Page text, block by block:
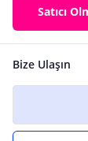
Satıcı
Bize Ulaşın